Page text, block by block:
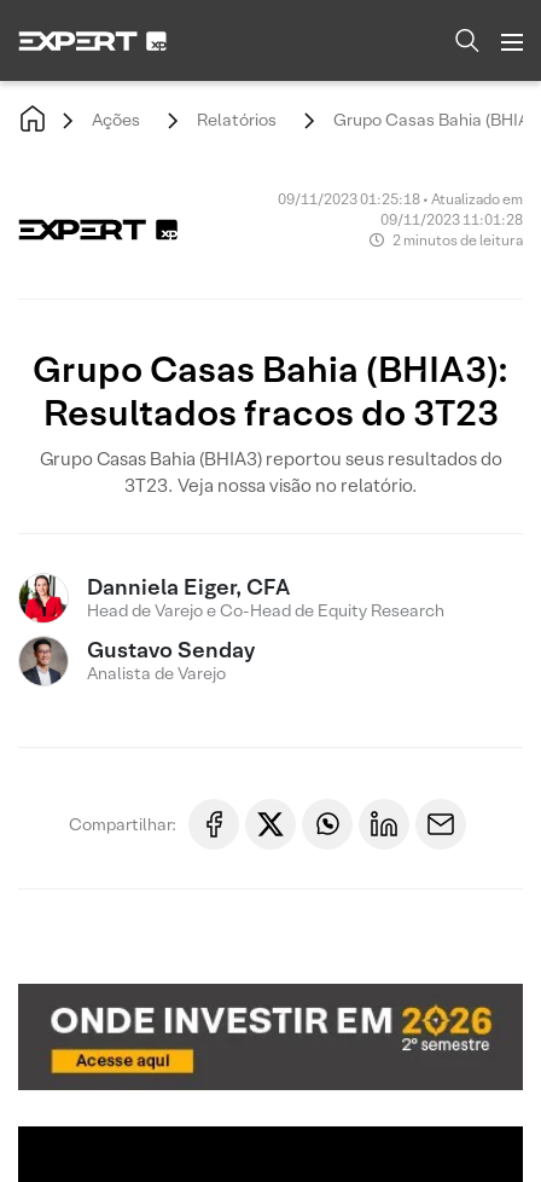
Ações Relatórios Grupo Casas Bahia
09/11/2023 01:25:18 • Atualizado em
09/11/2023 11:01:28
2 minutos de leitura
Grupo Casas Bahia (BHIA3):
Resultados fracos do 3T23
Grupo Casas Bahia (BHIA3) reportou seus resultados do
3T23. Veja nossa visão no relatório.
Danniela Eiger, CFA
Head de Varejo e Co-Head de Equity Research
Gustavo Senday
Analista de Varejo
Compartilhar: